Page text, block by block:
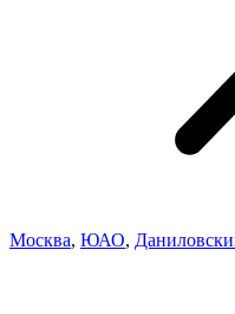
Москва, ЮАО,